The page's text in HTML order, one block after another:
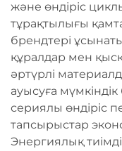
және өндіріс
тұрақтылығы
брендтері
құралдар мен
әртүрлі
ауысуға
сериялы өндіріс
тапсырыстар
Энергиялық